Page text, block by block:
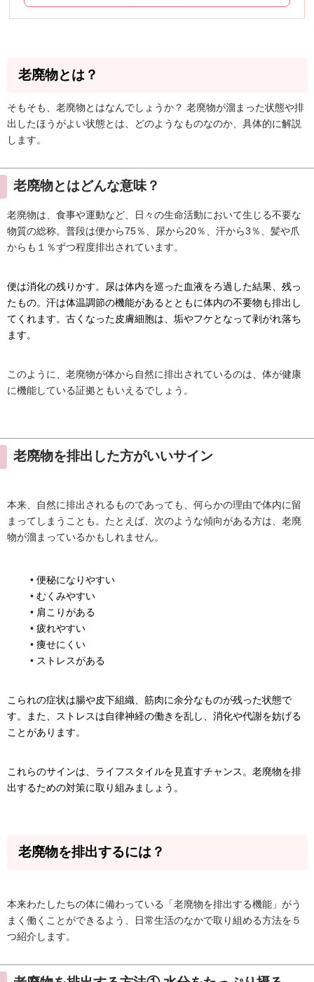
老廃物とは？
そもそも、老廃物とはなんでしょうか？ 老廃物が溜まった状態や排
出したほうがよい状態とは、どのようなものなのか、具体的に解説
します。
老廃物とはどんな意味？
老廃物は、食事や運動など、日々の生命活動において生じる不要な
物質の総称。普段は便から75％、尿から20％、汗から3％、髪や爪
からも１％ずつ程度排出されています。
便は消化の残りかす。尿は体内を巡った血液をろ過した結果、残っ
たもの。汗は体温調節の機能があるとともに体内の不要物も排出し
てくれます。古くなった皮膚細胞は、垢やフケとなって剥がれ落ち
ます。
このように、老廃物が体から自然に排出されているのは、体が健康
に機能している証拠ともいえるでしょう。
老廃物を排出した方がいいサイン
本来、自然に排出されるものであっても、何らかの理由で体内に留
まってしまうことも。たとえば、次のような傾向がある方は、老廃
物が溜まっているかもしれません。
便秘になりやすい
むくみやすい
肩こりがある
疲れやすい
痩せにくい
ストレスがある
こられの症状は腸や皮下組織、筋肉に余分なものが残った状態で
す。また、ストレスは自律神経の働きを乱し、消化や代謝を妨げる
ことがあります。
これらのサインは、ライフスタイルを見直すチャンス。老廃物を排
出するための対策に取り組みましょう。
老廃物を排出するには？
本来わたしたちの体に備わっている「老廃物を排出する機能」がう
まく働くことができるよう、日常生活のなかで取り組める方法を５
つ紹介します。